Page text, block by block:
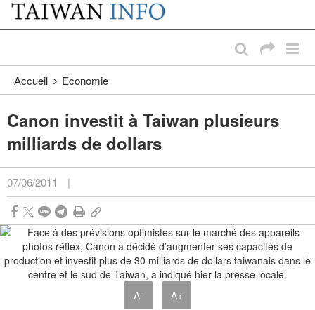
Passer au contenu principal
:::
Accueil Economie
Canon investit à Taiwan plusieurs
milliards de dollars
07/06/2011 |
A- A+